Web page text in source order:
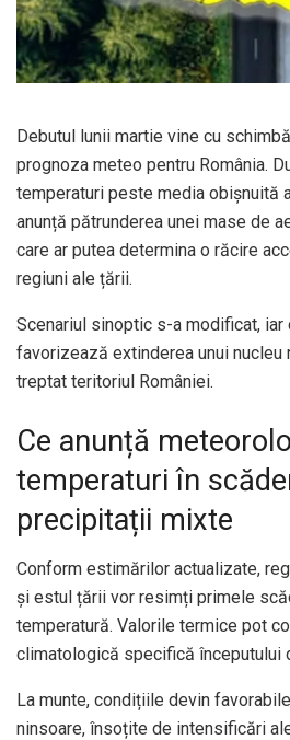
Debutul lunii martie vine cu
prognoza meteo pentru România.
temperaturi peste media obișnuită
anunță pătrunderea unei mase de
care ar putea determina o răcire
regiuni ale țării.
Scenariul sinoptic s-a modificat,
favorizează extinderea unui nucleu
treptat teritoriul României.
Ce anunță
temperaturi în
precipitații mixte
Conform estimărilor actualizate,
și estul țării vor resimți primele
temperatură. Valorile termice pot
climatologică specifică începutului
La munte, condițiile devin
ninsoare, însoțite de intensificări